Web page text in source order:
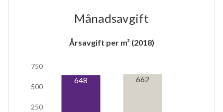
Månadsavgift
Årsavgift per m² (2018)
250
500
750
648 662